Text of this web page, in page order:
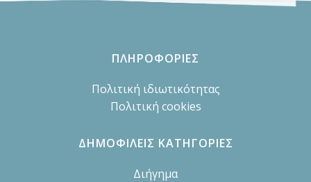
ΠΛΗΡΟΦΟΡΙΕΣ
Πολιτική ιδιωτικότητας
Πολιτική cookies
ΔΗΜΟΦΙΛΕΙΣ ΚΑΤΗΓΟΡΙΕΣ
Διήγημα